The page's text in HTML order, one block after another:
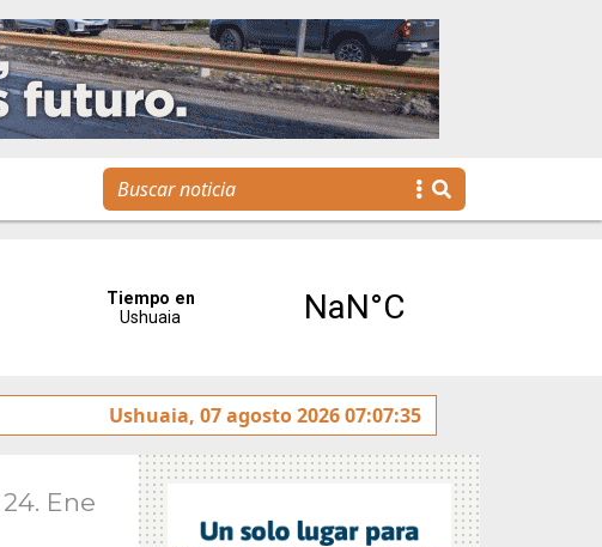
y rotulado sobre la avenida Héroes de Malvinas
Ushuaia, 07 agosto 2026 07:07:35
Ene